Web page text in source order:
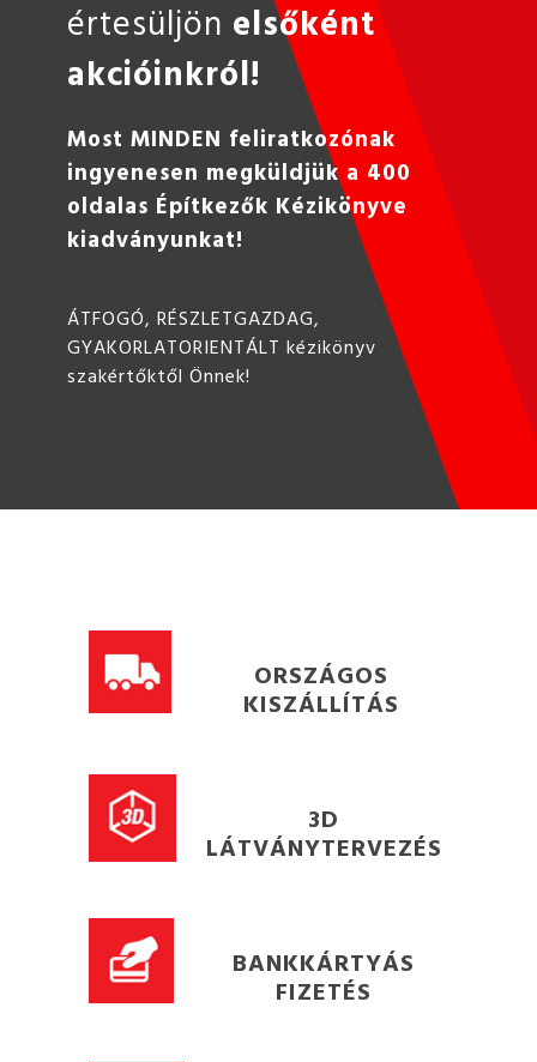
értesüljön elsőként
akcióinkról!
Most MINDEN feliratkozónak
ingyenesen megküldjük a 400
oldalas Építkezők Kézikönyve
kiadványunkat!
ÁTFOGÓ, RÉSZLETGAZDAG,
GYAKORLATORIENTÁLT kézikönyv
szakértőktől Önnek!
ORSZÁGOS
KISZÁLLÍTÁS
3D
LÁTVÁNYTERVEZÉS
BANKKÁRTYÁS
FIZETÉS